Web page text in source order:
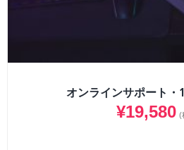
オンラインサポート・
¥19,580 (